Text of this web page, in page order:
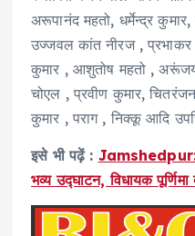
अरूपानंद महतो, धर्मेन्द्र
उज्जवल कांत नीरज ,
कुमार , आशुतोष महतो ,
चोएल , प्रवीण कुमार,
कुमार , पराग , निक्कू आदि
इसे भी पढ़ें : Jamshedpur:
भव्य उद्घाटन, विधायक